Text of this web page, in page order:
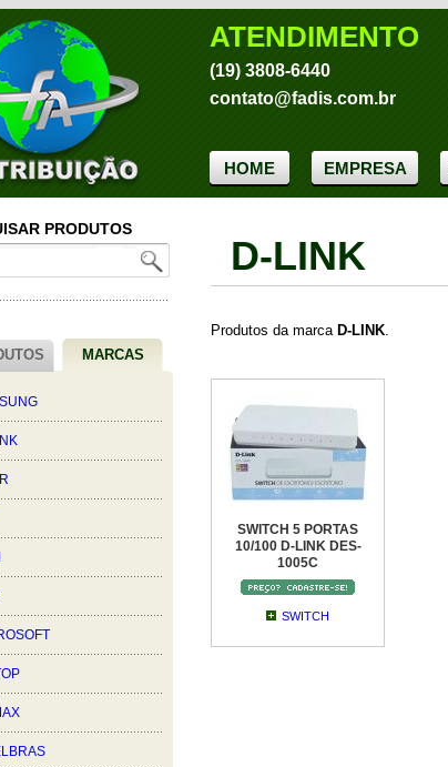
ATENDIMENTO
(19) 3808-6440
contato@fadis.com.br
HOME EMPRESA
PRODUTOS
MARCAS
D-LINK
Produtos da marca D-LINK.
SWITCH 5 PORTAS
10/100 D-LINK DES-
1005C
SWITCH